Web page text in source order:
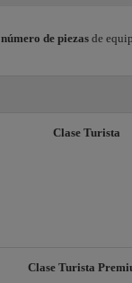
número de piezas de
Clase Turista
Clase Turista